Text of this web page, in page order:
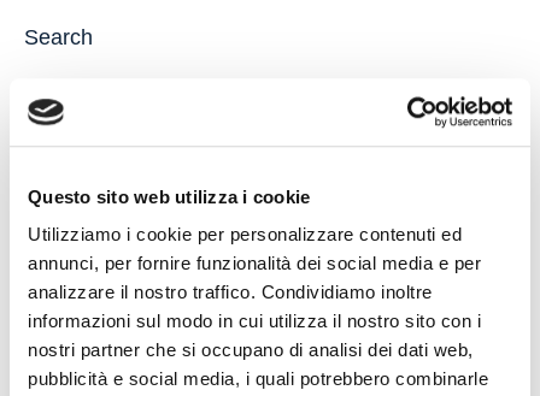
Questo sito web utilizza i cookie
Utilizziamo i cookie per personalizzare contenuti ed
annunci, per fornire funzionalità dei social media e per
analizzare il nostro traffico. Condividiamo inoltre
informazioni sul modo in cui utilizza il nostro sito con i
nostri partner che si occupano di analisi dei dati web,
pubblicità e social media, i quali potrebbero combinarle
Search
Recent Posts
Latest Popular
IL DDL S.1595: NUOVE REGOLE SULLA CHIUSURA